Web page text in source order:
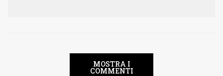
MOSTRA I
COMMENTI